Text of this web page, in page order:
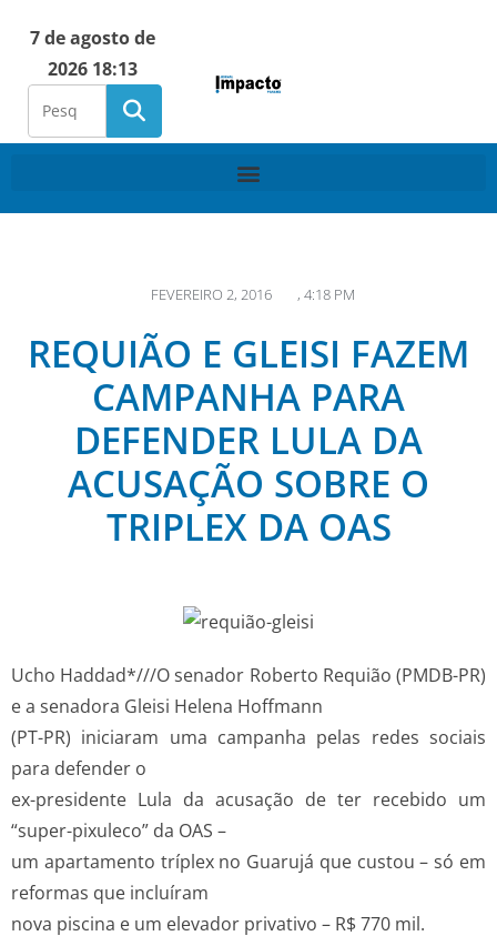
7 de agosto de
2026 18:13
FEVEREIRO 2, 2016 , 4:18 PM
REQUIÃO E GLEISI FAZEM
CAMPANHA PARA
DEFENDER LULA DA
ACUSAÇÃO SOBRE O
TRIPLEX DA OAS
Ucho Haddad*///O senador Roberto Requião (PMDB-PR)
e a senadora Gleisi Helena Hoffmann
(PT-PR) iniciaram uma campanha pelas redes sociais
para defender o
ex-presidente Lula da acusação de ter recebido um
“super-pixuleco” da OAS –
um apartamento tríplex no Guarujá que custou – só em
reformas que incluíram
nova piscina e um elevador privativo – R$ 770 mil.